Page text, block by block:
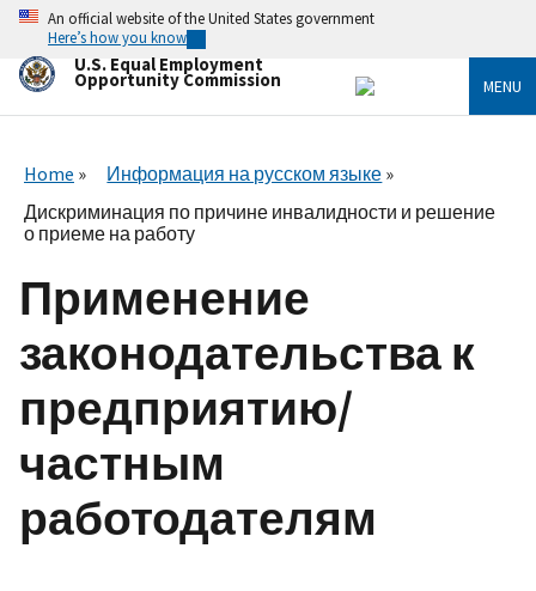
Skip
main
content
An official website of the United States government
Here’s how you know
U.S. Equal Employment
Opportunity Commission MENU
Home
Информация на русском языке
Дискриминация по причине инвалидности и решение
о приеме на работу
Применение
законодательства к
предприятию/
частным
работодателям